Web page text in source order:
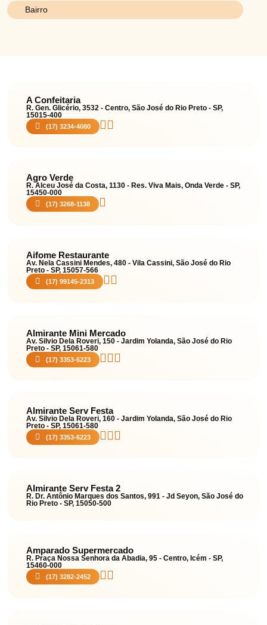
A Confeitaria
R. Gen. Glicério, 3532 - Centro, São José do Rio Preto - SP,
15015-400
(17) 3234-4080
Agro Verde
R. Alceu José da Costa, 1130 - Res. Viva Mais, Onda Verde - SP,
15450-000
(17) 3268-1138
Aifome Restaurante
Av. Nela Cassini Mendes, 480 - Vila Cassini, São José do Rio
Preto - SP, 15057-566
(17) 99145-2313
Almirante Mini Mercado
Av. Silvio Dela Roveri, 150 - Jardim Yolanda, São José do Rio
Preto - SP, 15061-580
(17) 3353-6223
Almirante Serv Festa
Av. Silvio Dela Roveri, 160 - Jardim Yolanda, São José do Rio
Preto - SP, 15061-580
(17) 3353-6223
Almirante Serv Festa 2
R. Dr. Antônio Marques dos Santos, 991 - Jd Seyon, São José do
Rio Preto - SP, 15050-500
Amparado Supermercado
R. Praça Nossa Senhora da Abadia, 95 - Centro, Icém - SP,
15460-000
(17) 3282-2452